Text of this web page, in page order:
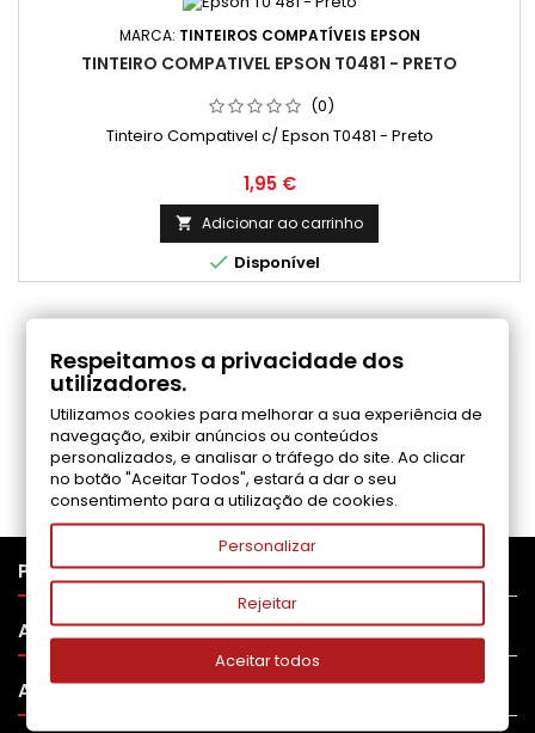
MARCA: TINTEIROS COMPATÍVEIS EPSON
TINTEIRO COMPATIVEL EPSON T0481 - PRETO
(0)
Tinteiro Compativel c/ Epson T0481 - Preto
Preço
1,95 €
 Adicionar ao carrinho
 Disponível
COMENTÁRIOS (0)
Seja o primeiro a fazer uma avaliação
PRODUTOS 
APOIO AO CLIENTE 
A SUA CONTA 
Respeitamos a privacidade dos
utilizadores.
Utilizamos cookies para melhorar a sua experiência de
navegação, exibir anúncios ou conteúdos
personalizados, e analisar o tráfego do site. Ao clicar
no botão "Aceitar Todos", estará a dar o seu
consentimento para a utilização de cookies.
Personalizar
Rejeitar
Aceitar todos